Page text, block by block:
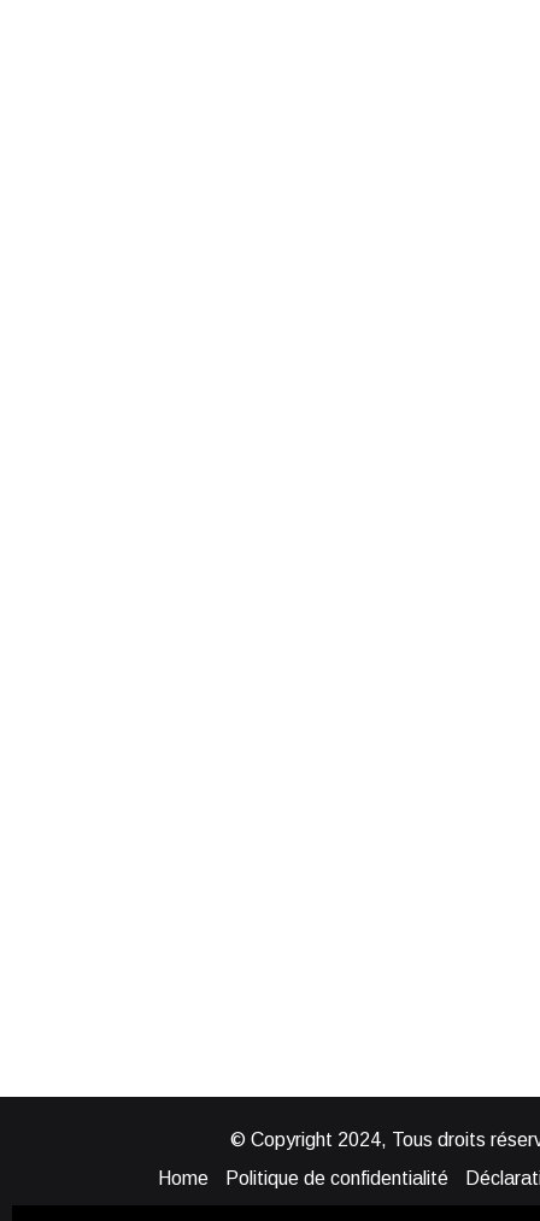
© Copyright 2024, Tous droits
Home
Politique de confidentialité